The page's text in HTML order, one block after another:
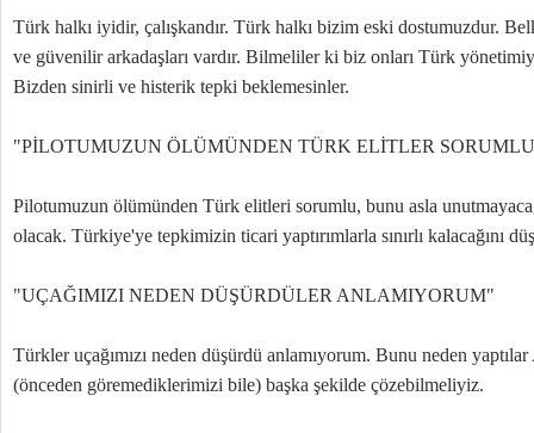
Türk halkı iyidir, çalışkandır. Türk halkı bizim eski dostumuzdur.
ve güvenilir arkadaşları vardır. Bilmeliler ki biz onları Türk
Bizden sinirli ve histerik tepki beklemesinler.
"PİLOTUMUZUN ÖLÜMÜNDEN TÜRK ELİTLER
Pilotumuzun ölümünden Türk elitleri sorumlu, bunu asla
olacak. Türkiye'ye tepkimizin ticari yaptırımlarla sınırlı kalacağını
"UÇAĞIMIZI NEDEN DÜŞÜRDÜLER ANLAMIYORUM"
Türkler uçağımızı neden düşürdü anlamıyorum. Bunu neden
(önceden göremediklerimizi bile) başka şekilde çözebilmeliyiz.